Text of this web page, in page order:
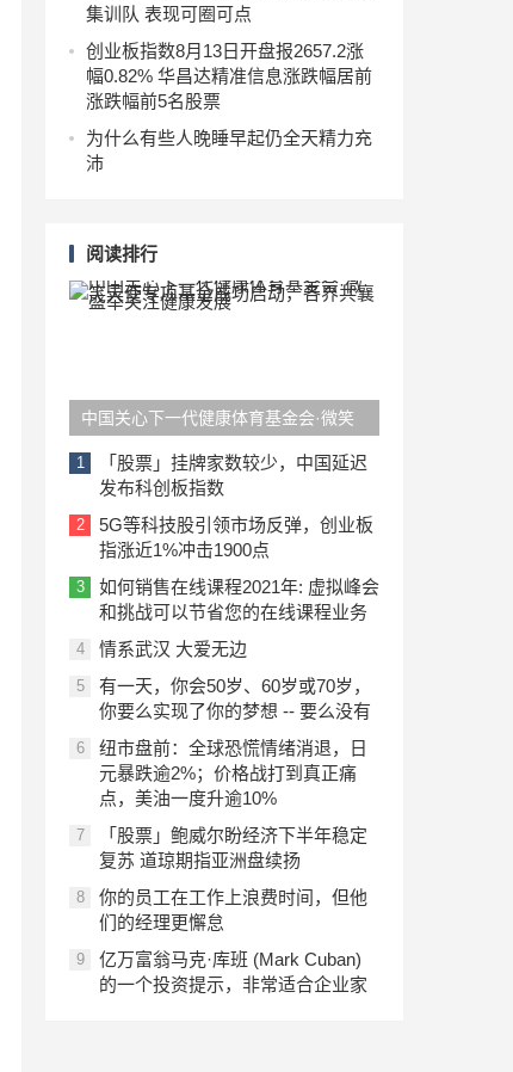
集训队 表现可圈可点
创业板指数8月13日开盘报2657.2涨
幅0.82% 华昌达精准信息涨跌幅居前
涨跌幅前5名股票
为什么有些人晚睡早起仍全天精力充
沛
阅读排行
中国关心下一代健康体育基金会·微笑
天使专项基金成功启动，各界共襄盛举
关注健康发展
1
「股票」挂牌家数较少，中国延迟
发布科创板指数
2
5G等科技股引领市场反弹，创业板
指涨近1%冲击1900点
3
如何销售在线课程2021年: 虚拟峰会
和挑战可以节省您的在线课程业务
4 情系武汉 大爱无边
5
有一天，你会50岁、60岁或70岁，
你要么实现了你的梦想 -- 要么没有
6
纽市盘前：全球恐慌情绪消退，日
元暴跌逾2%；价格战打到真正痛
点，美油一度升逾10%
7
「股票」鲍威尔盼经济下半年稳定
复苏 道琼期指亚洲盘续扬
8
你的员工在工作上浪费时间，但他
们的经理更懈怠
9
亿万富翁马克·库班 (Mark Cuban)
的一个投资提示，非常适合企业家